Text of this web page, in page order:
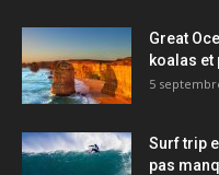
Great
koalas et
5
Surf trip
pas